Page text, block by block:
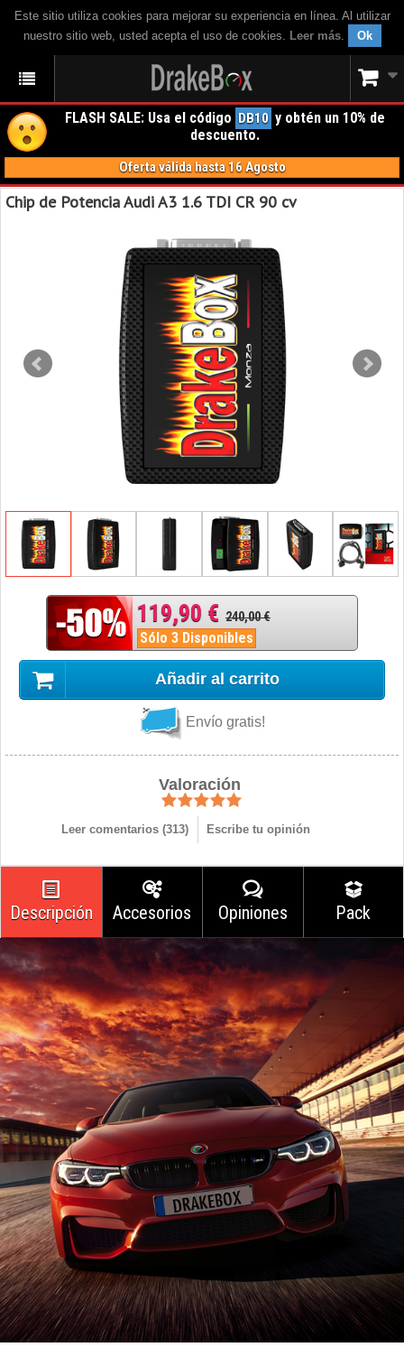
Este sitio utiliza cookies para mejorar su experiencia en línea. Al utilizar
nuestro sitio web, usted acepta el uso de cookies. Leer más. Ok
FLASH SALE: Usa el código DB10 y obtén un 10% de
descuento.
Oferta válida hasta 16 Agosto
Chip de Potencia Audi A3 1.6 TDI CR 90 cv
119,90 € 240,00 €
Sólo 3 Disponibles
Añadir al carrito
Envío gratis!
Valoración
Leer comentarios (313) Escribe tu opinión
Descripción Accesorios Opiniones Pack